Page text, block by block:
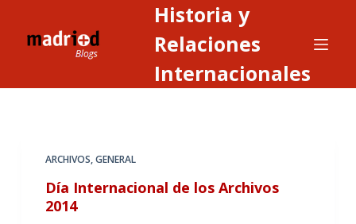
Historia y
Relaciones
Internacionales
ARCHIVOS,GENERAL
Día Internacional de los Archivos
2014